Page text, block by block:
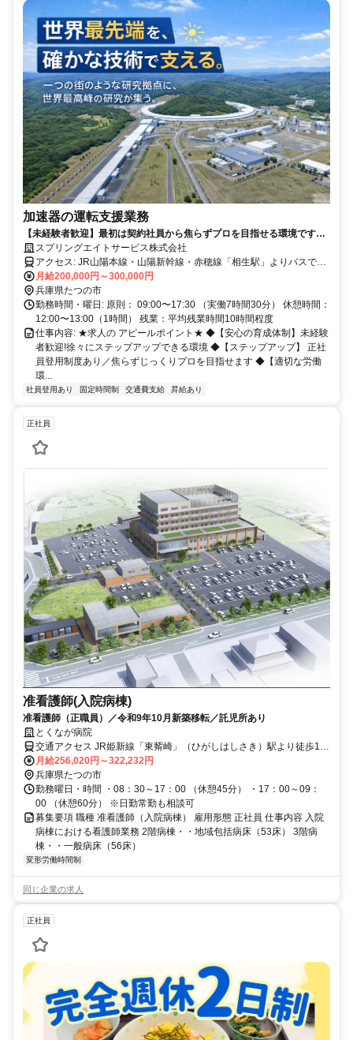
加速器の運転支援業務
【未経験者歓迎】最初は契約社員から焦らずプロを目指せる環境です◆
正社員登用制度あり/残業月平均3~5時間◆家賃半額補助制度あり
スプリングエイトサービス株式会社
アクセス: JR山陽本線・山陽新幹線・赤穂線「相生駅」よりバスで約
40分 ◆車通勤OK
月給200,000円～300,000円
兵庫県たつの市
勤務時間・曜日: 原則： 09:00〜17:30 （実働7時間30分） 休憩時間：
12:00〜13:00（1時間） 残業：平均残業時間10時間程度
仕事内容: ★求人の アピールポイント★ ◆【安心の育成体制】未経験
者歓迎!徐々にステップアップできる環境 ◆【ステップアップ】 正社
員登用制度あり／焦らずじっくりプロを目指せます ◆【適切な労働
環...
社員登用あり 固定時間制 交通費支給 昇給あり
正社員
准看護師(入院病棟)
准看護師（正職員）／令和9年10月新築移転／託児所あり
とくなが病院
交通アクセス JR姫新線「東觜崎」（ひがしはしさき）駅より徒歩10
分
月給256,020円～322,232円
兵庫県たつの市
勤務曜日・時間 ・08：30～17：00 （休憩45分） ・17：00～09：
00 （休憩60分） ※日勤常勤も相談可
募集要項 職種 准看護師（入院病棟） 雇用形態 正社員 仕事内容 入院
病棟における看護師業務 2階病棟・・地域包括病床（53床） 3階病
棟・・一般病床（56床）
変形労働時間制
同じ企業の求人
正社員